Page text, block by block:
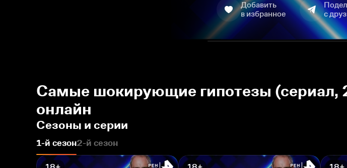
Добавить
в избранное
с
Самые шокирующие гипотезы (сериал,
онлайн
Сезоны и серии
1-й сезон2-й сезон